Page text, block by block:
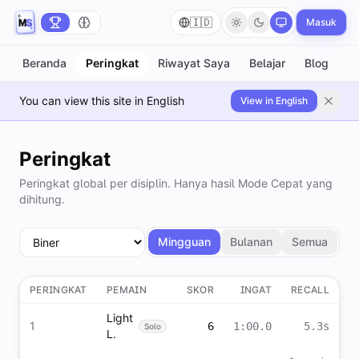
🇮🇩 Masuk
Beranda Peringkat Riwayat Saya Belajar Blog
You can view this site in English View in English
Peringkat
Peringkat global per disiplin. Hanya hasil Mode Cepat yang
dihitung.
Mingguan Bulanan Semua
PERINGKAT PEMAIN SKOR INGAT RECALL
1
Light
L.
Solo 6 1:00.0 5.3s